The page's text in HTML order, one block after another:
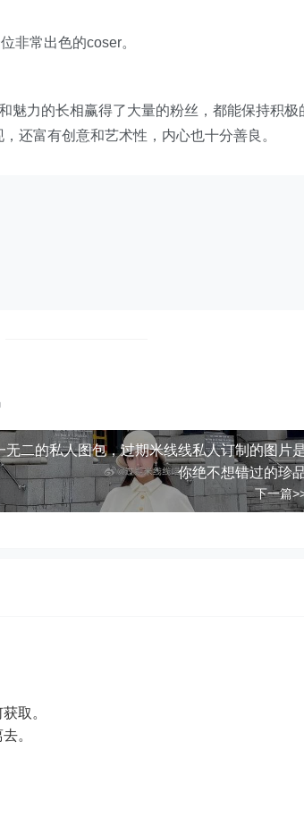
非常出色的coser。
魅力的长相赢得了大量的粉丝，都能保持积极
还富有创意和艺术性，内心也十分善良。
无二的私人图包，过期米线线私人订制的图片
你绝不想错过的珍
下一篇
取。
。